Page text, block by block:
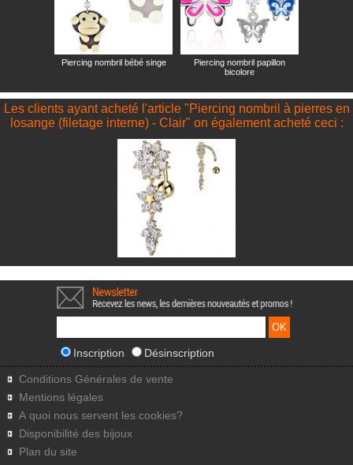
Piercing nombril bébé singe
Piercing nombril papillon
bicolore
Les clients ayant acheté l'article "Piercing nombril à pierres en
losange (filetage interne) - Clair" on également acheté ceci :
Inscription Désinscription
Conditions Générales de vente
Mentions légales
A quoi nous servent les cookies?
Disponibilité des bijoux
Plan du site